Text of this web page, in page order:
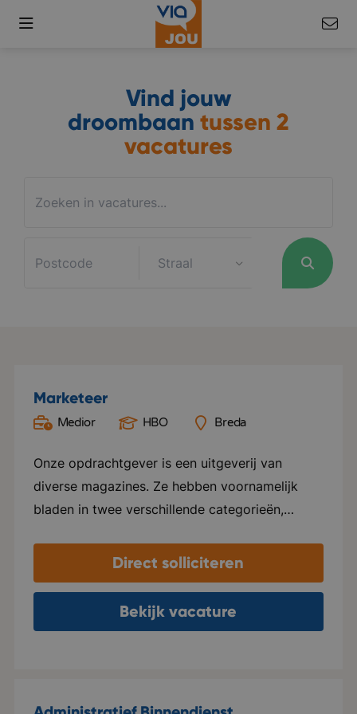
Vind jouw
droombaan tussen 2
vacatures
Marketeer
Medior HBO Breda
Onze opdrachtgever is een uitgeverij van
diverse magazines. Ze hebben voornamelijk
bladen in twee verschillende categorieën,
hier alles voor, van ontwerp tot marketing en
distributie. Elk blad beschikt over een eigen
website en social media kanalen. Naast het
uitgeven van tijdschriften, ondersteunen ze ook
Direct solliciteren
Bekijk vacature